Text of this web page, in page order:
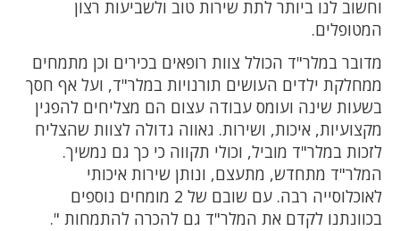
וחשוב לנו ביותר לתת שירות טוב ולשביעות רצון
המטופלים.
מדובר במלר"ד הכולל צוות רופאים בכירים וכן מתמחים
ממחלקת ילדים העושים תורנויות במלר"ד, ועל אף חסך
בשעות שינה ועומס עבודה עצום הם מצליחים להפגין
מקצועיות, איכות, ושירות. גאווה גדולה לצוות שהצליח
לזכות במלר"ד מוביל, וכולי תקווה כי כך גם נמשיך.
המלר"ד מתחדש, מתעצם, ונותן שירות איכותי
לאוכלוסייה רבה. עם שובם של 2 מומחים נוספים
בכוונתנו לקדם את המלר"ד גם להכרה להתמחות ".